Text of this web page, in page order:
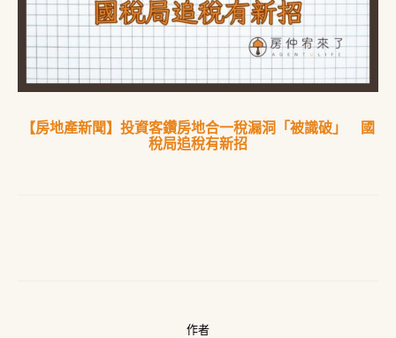
【房地產新聞】投資客鑽房地合一稅漏洞「被識破」 國
稅局追稅有新招
作者